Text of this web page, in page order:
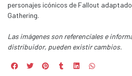
personajes icónicos de Fallout
Gathering.
Las imágenes son referenciales e
distribuidor, pueden existir cambios.